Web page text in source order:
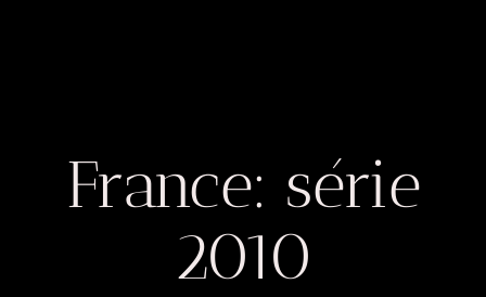
France: série
2010